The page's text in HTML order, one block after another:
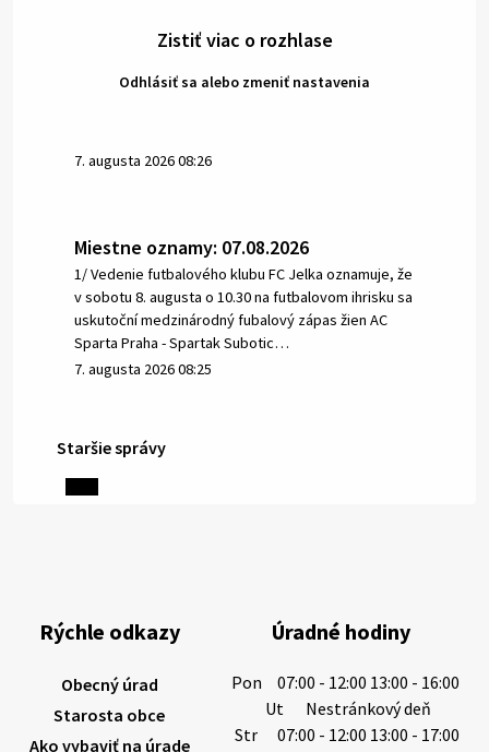
Zistiť viac o rozhlase
Odhlásiť sa alebo zmeniť nastavenia
7. augusta 2026 08:26
Miestne oznamy: 07.08.2026
1/ Vedenie futbalového klubu FC Jelka oznamuje, že
v sobotu 8. augusta o 10.30 na futbalovom ihrisku sa
uskutoční medzinárodný fubalový zápas žien AC
Sparta Praha - Spartak Subotic…
7. augusta 2026 08:25
6. augusta 2026 08:13
výdatnosti vodárenských zdrojov.
Západoslovenská vodárenská spoločnosť preto
6. augusta 2026 08:12
Staršie správy
Rýchle odkazy
Obecný úrad
Starosta obce
Ako vybaviť na úrade
Úradné hodiny
Pon
07:00 - 12:00 13:00 - 16:00
Ut
Nestránkový deň
Str
07:00 - 12:00 13:00 - 17:00